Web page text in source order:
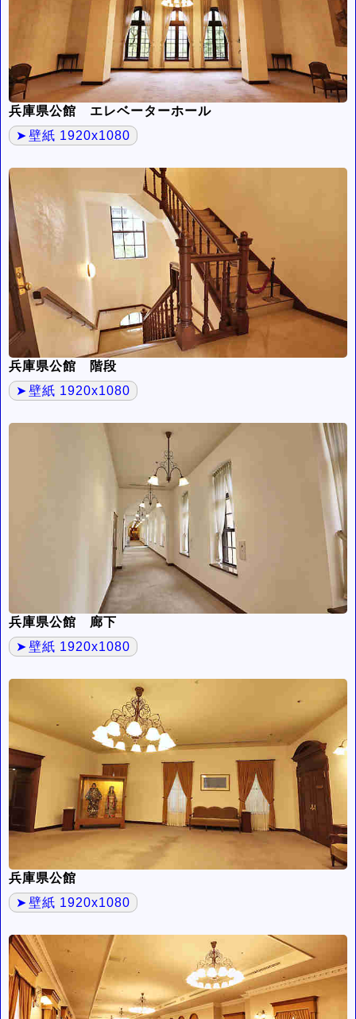
兵庫県公館 エレベーターホール
壁紙 1920x1080
兵庫県公館 階段
壁紙 1920x1080
兵庫県公館 廊下
壁紙 1920x1080
兵庫県公館
壁紙 1920x1080